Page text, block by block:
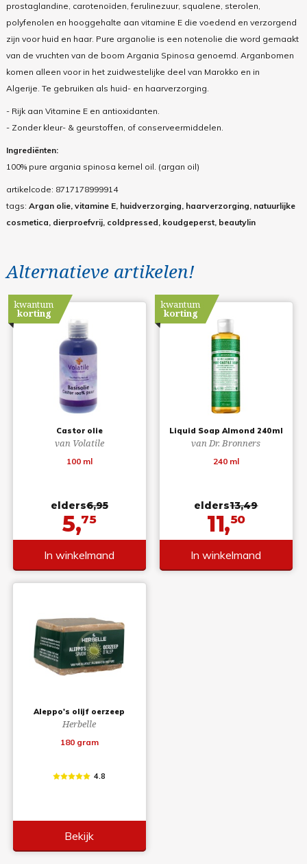
prostaglandine, carotenoïden, ferulinezuur, squalene, sterolen,
polyfenolen en hooggehalte aan vitamine E die voedend en verzorgend
zijn voor huid en haar. Pure arganolie is een notenolie die word gemaakt
van de vruchten van de boom Argania Spinosa genoemd. Arganbomen
komen alleen voor in het zuidwestelijke deel van Marokko en in
Algerije. Te gebruiken als huid- en haarverzorging.
- Rijk aan Vitamine E en antioxidanten.
- Zonder kleur- & geurstoffen, of conserveermiddelen.
Ingrediënten:
100% pure argania spinosa kernel oil. (argan oil)
artikelcode: 8717178999914
tags: Argan olie, vitamine E, huidverzorging, haarverzorging, natuurlijke
cosmetica, dierproefvrij, coldpressed, koudgeperst, beautylin
Alternatieve artikelen!
Castor olie
van Volatile
100 ml
kwantum
korting
elders6,95
5,75
In winkelmand
Liquid Soap Almond 240ml
van Dr. Bronners
240 ml
kwantum
korting
elders13,49
11,50
In winkelmand
Aleppo's olijf oerzeep
Herbelle
180 gram
4.8
Bekijk